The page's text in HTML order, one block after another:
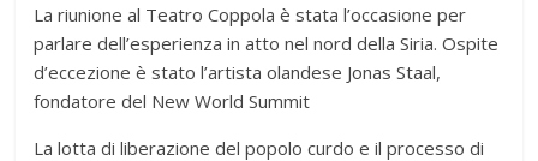
La riunione al Teatro Coppola è stata l’occasione per
parlare dell’esperienza in atto nel nord della Siria. Ospite
d’eccezione è stato l’artista olandese Jonas Staal,
fondatore del New World Summit
La lotta di liberazione del popolo curdo e il processo di